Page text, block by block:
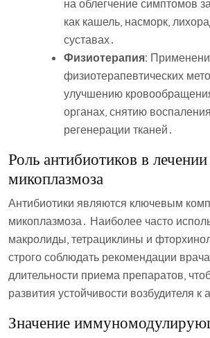
на облегчение симптомов
как кашель, насморк,
суставах․
Физиотерапия:
физиотерапевтических
улучшению
органах, снятию
регенерации тканей․
Роль антибиотиков в лечении
микоплазмоза
Антибиотики являются ключевым
микоплазмоза․ Наиболее часто
макролиды, тетрациклины и
строго соблюдать рекомендации
длительности приема препаратов,
развития устойчивости возбудителя к
Значение